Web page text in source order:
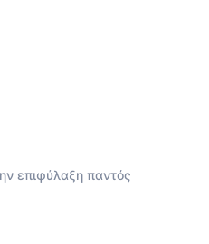
επιφύλαξη παντός